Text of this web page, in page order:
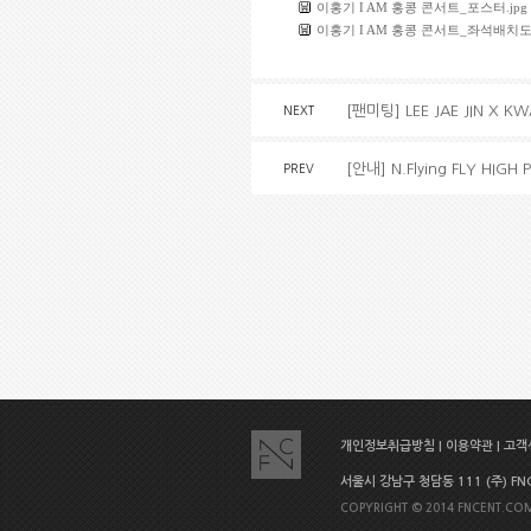
이홍기 I AM 홍콩 콘서트_포스터.jpg
이홍기 I AM 홍콩 콘서트_좌석배치
NEXT [팬미팅] LEE JAE JIN X
PREV [안내] N.Flying FLY HIGH
개인정보취급방침 이용약관 고
서울시 강남구 청담동 111 (주)
COPYRIGHT © 2014